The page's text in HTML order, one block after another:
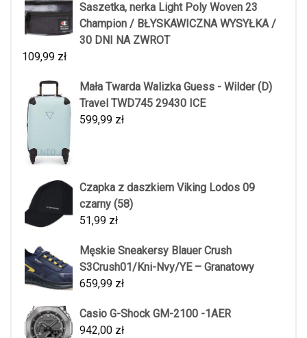
Saszetka, nerka Light Poly Woven 23
Champion / BŁYSKAWICZNA WYSYŁKA /
30 DNI NA ZWROT
109,99 zł
Mała Twarda Walizka Guess - Wilder (D)
Travel TWD745 29430 ICE
599,99 zł
Czapka z daszkiem Viking Lodos 09
czarny (58)
51,99 zł
Męskie Sneakersy Blauer Crush
S3Crush01/Kni-Nvy/YE – Granatowy
659,99 zł
Casio G-Shock GM-2100 -1AER
942,00 zł